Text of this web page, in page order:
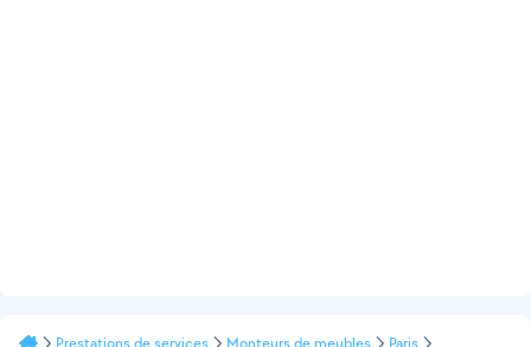
Prestations de services Monteurs de meubles
Paris